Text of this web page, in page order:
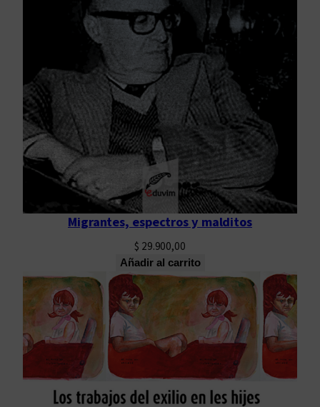
Migrantes, espectros y malditos
$ 29.900,00
Añadir al carrito